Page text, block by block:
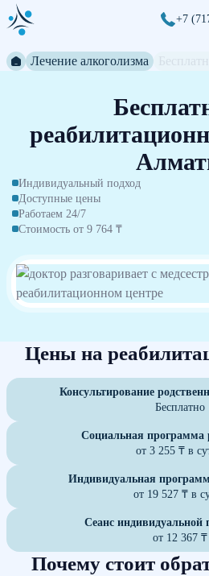
+7
Лечение алкоголизма
Индивидуальный подход
Доступные цены
Работаем 24/7
Стоимость от 9 764 ₸
Цены на
Консультирование
Бесплатно
Социальная программа
от 3 255 ₸ в
Индивидуальная
от 19 527 ₸ в
Сеанс индивидуальной
от 12 367 ₸
Почему стоит